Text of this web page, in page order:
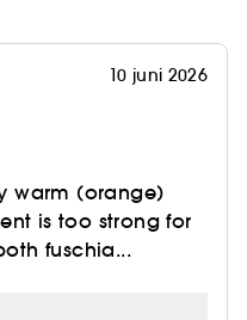
10 juni 2026
warm (orange)
is too strong for
fuschia...